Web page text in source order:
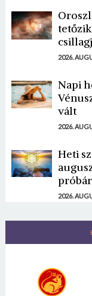
2026.
Napi
vált
2026.
Heti
2026.